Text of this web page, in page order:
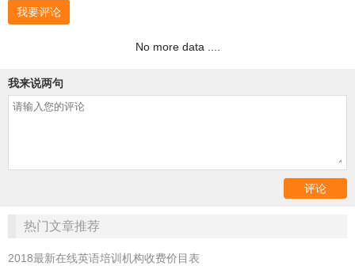
我要评论
No more data ....
我来说两句
热门文章推荐
2018最新在线英语培训机构收费价目表